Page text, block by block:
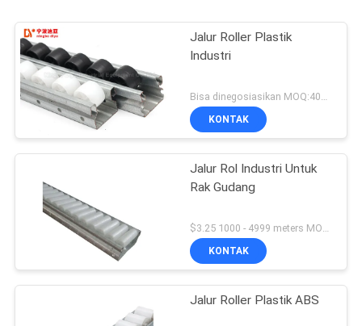
Jalur Roller Plastik
Industri
Bisa dinegosiasikan MOQ:400 meter
KONTAK
Jalur Rol Industri Untuk
Rak Gudang
KONTAK
Jalur Roller Plastik ABS